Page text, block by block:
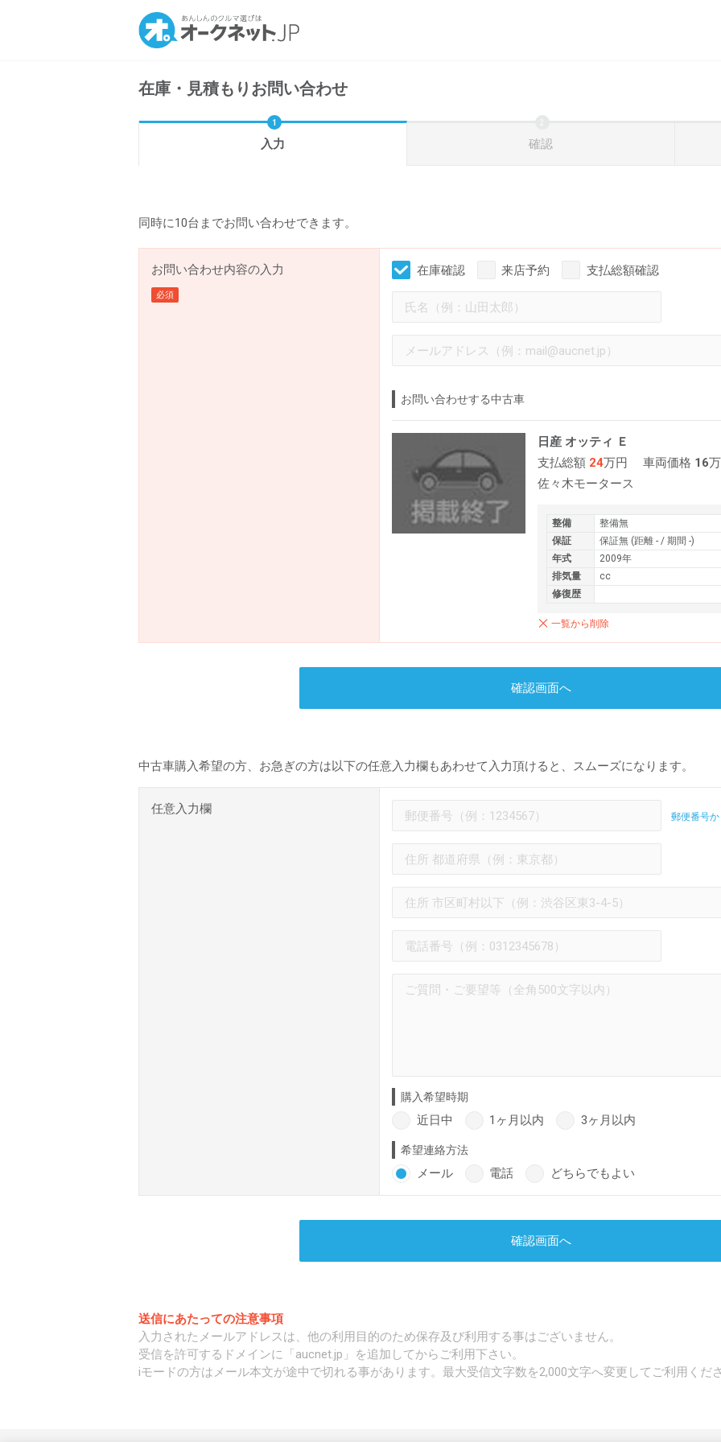
在庫・見積もりお問い合わせ
入力 確認
同時に10台までお問い合わせできます。
お問い合わせ内容の入力
必須
在庫確認 来店予約 支払総額確認
お問い合わせする中古車
日産 オッティ Ｅ
支払総額 24万円 車両価格 16
佐々木モータース
整備
整備無
保証
保証無 (距離 - / 期間 -)
年式
2009年
排気量
cc
修復歴
一覧から削除
確認画面へ
中古車購入希望の方、お急ぎの方は以下の任意入力欄もあわせて入力頂けると、スムーズになります。
任意入力欄
郵便番号
購入希望時期
近日中 1ヶ月以内 3ヶ月以内
希望連絡方法
メール 電話 どちらでもよい
確認画面へ
送信にあたっての注意事項
入力されたメールアドレスは、他の利用目的のため保存及び利用する事はございません。
受信を許可するドメインに「aucnet.jp」を追加してからご利用下さい。
iモードの方はメール本文が途中で切れる事があります。最大受信文字数を2,000文字へ変更してご利用くだ